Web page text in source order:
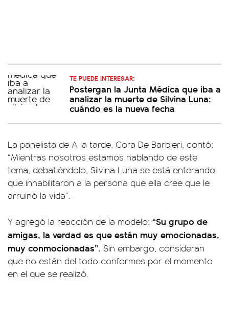
TE PUEDE INTERESAR:
Postergan la Junta Médica que iba a
analizar la muerte de Silvina Luna:
cuándo es la nueva fecha
La panelista de A la tarde, Cora De Barbieri, contó:
“Mientras nosotros estamos hablando de este
tema, debatiéndolo, Silvina Luna se está enterando
que inhabilitaron a la persona que ella cree que le
arruinó la vida”.
Y agregó la reacción de la modelo: “Su grupo de
amigas, la verdad es que están muy emocionadas,
muy conmocionadas”. Sin embargo, consideran
que no están del todo conformes por el momento
en el que se realizó.